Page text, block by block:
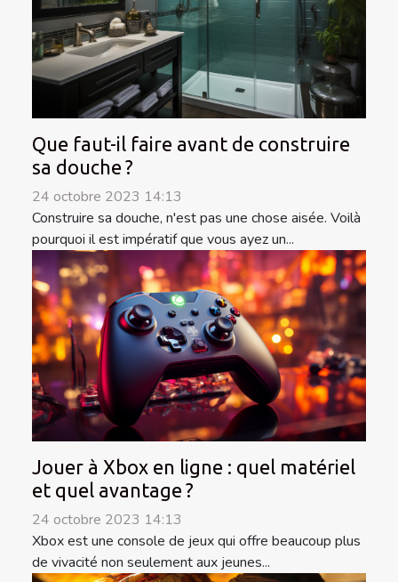
Que faut-il faire avant de construire
sa douche ?
24 octobre 2023 14:13
Construire sa douche, n'est pas une chose aisée. Voilà
pourquoi il est impératif que vous ayez un...
Jouer à Xbox en ligne : quel matériel
et quel avantage ?
24 octobre 2023 14:13
Xbox est une console de jeux qui offre beaucoup plus
de vivacité non seulement aux jeunes...